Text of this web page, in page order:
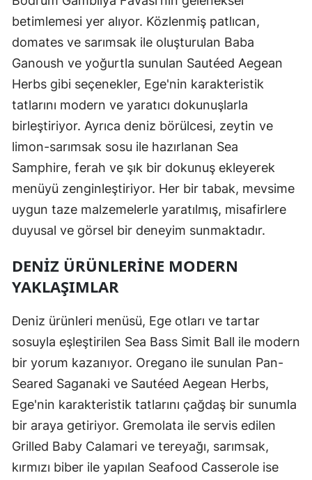
betimlemesi yer alıyor. Közlenmiş patlıcan,
domates ve sarımsak ile oluşturulan Baba
Ganoush ve yoğurtla sunulan Sautéed Aegean
Herbs gibi seçenekler, Ege'nin karakteristik
tatlarını modern ve yaratıcı dokunuşlarla
birleştiriyor. Ayrıca deniz börülcesi, zeytin ve
limon-sarımsak sosu ile hazırlanan Sea
Samphire, ferah ve şık bir dokunuş ekleyerek
menüyü zenginleştiriyor. Her bir tabak, mevsime
uygun taze malzemelerle yaratılmış, misafirlere
duyusal ve görsel bir deneyim sunmaktadır.
DENIZ ÜRÜNLERINE MODERN
YAKLAŞIMLAR
Deniz ürünleri menüsü, Ege otları ve tartar
sosuyla eşleştirilen Sea Bass Simit Ball ile modern
bir yorum kazanıyor. Oregano ile sunulan Pan-
Seared Saganaki ve Sautéed Aegean Herbs,
Ege'nin karakteristik tatlarını çağdaş bir sunumla
bir araya getiriyor. Gremolata ile servis edilen
Grilled Baby Calamari ve tereyağı, sarımsak,
kırmızı biber ile yapılan Seafood Casserole ise